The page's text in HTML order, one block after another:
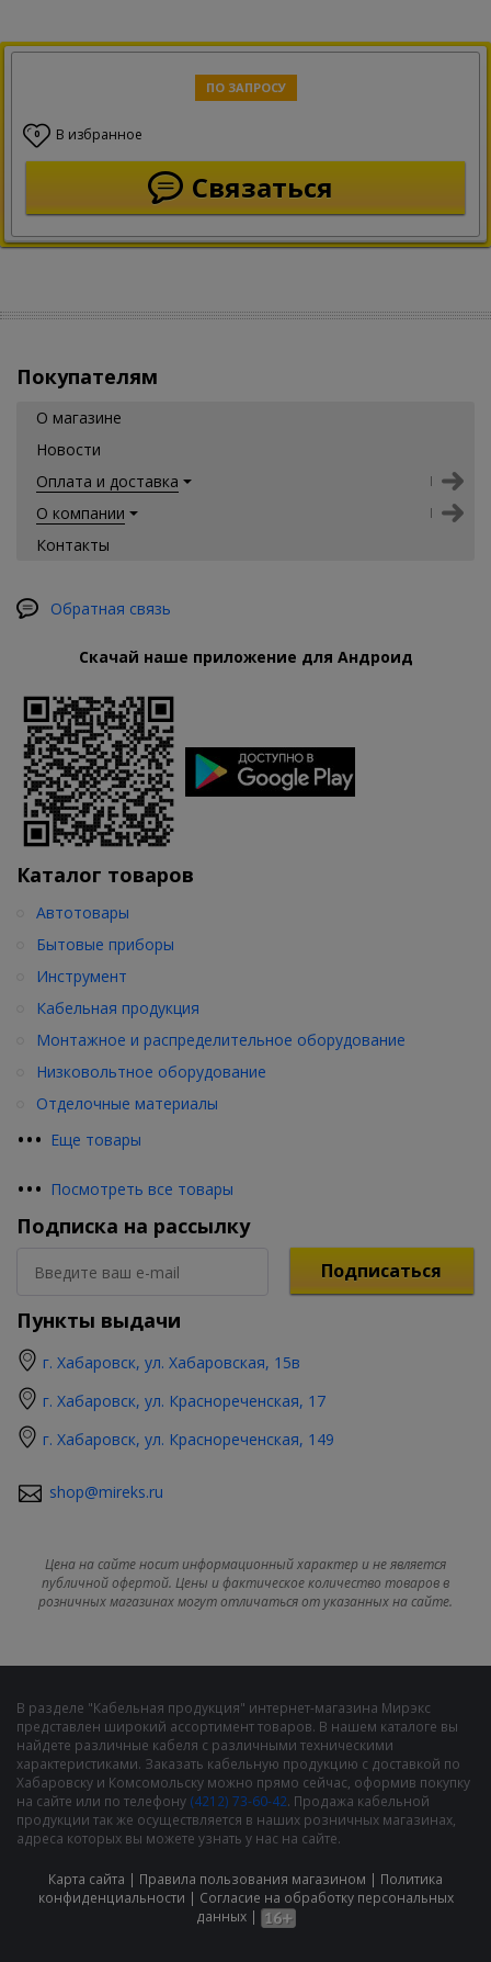
ПО ЗАПРОСУ
0 В избранное
Связаться
Покупателям
О магазине
Новости
Оплата и доставка
О компании
Контакты
Обратная связь
Скачай наше приложение для Андроид
Каталог товаров
••• Еще товары
Автотовары
Бытовые приборы
Инструмент
Кабельная продукция
Монтажное и распределительное оборудование
Низковольтное оборудование
Отделочные материалы
••• Посмотреть все товары
Подписка на рассылку
Подписаться
Пункты выдачи
г. Хабаровск, ул. Хабаровская, 15в
г. Хабаровск, ул. Краснореченская, 17
г. Хабаровск, ул. Краснореченская, 149
shop@mireks.ru
Цена на сайте носит информационный характер и не является
публичной офертой. Цены и фактическое количество товаров в
розничных магазинах могут отличаться от указанных на сайте.
В разделе "Кабельная продукция" интернет-магазина Мирэкс
представлен широкий ассортимент товаров. В нашем каталоге вы
найдете различные кабеля с различными техническими
характеристиками. Заказать кабельную продукцию с доставкой по
Хабаровску и Комсомольску можно прямо сейчас, оформив покупку
на сайте или по телефону (4212) 73-60-42. Продажа кабельной
продукции так же осуществляется в наших розничных магазинах,
адреса которых вы можете узнать у нас на сайте.
Карта сайта | Правила пользования магазином | Политика
конфиденциальности | Cогласие на обработку персональных
данных|